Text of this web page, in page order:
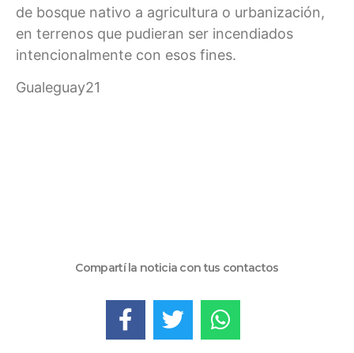
de bosque nativo a agricultura o urbanización,
en terrenos que pudieran ser incendiados
intencionalmente con esos fines.
Gualeguay21
Compartí la noticia con tus contactos